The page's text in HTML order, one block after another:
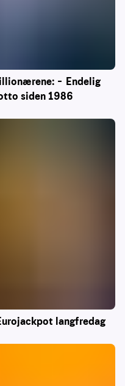
– Endelig
siden 1986
langfredag